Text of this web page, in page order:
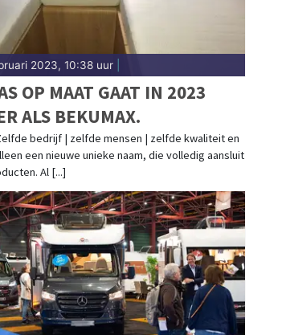
2023, 10:38 uur|
OP MAAT GAAT IN 2023
ALS BEKUMAX.
bedrijf | zelfde mensen | zelfde kwaliteit en
een nieuwe unieke naam, die volledig aansluit
Al [...]